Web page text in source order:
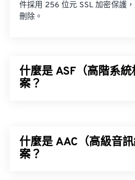
件採用 256 位元 SSL 加密保護
刪除。
什麼是 ASF（高階系
案？
元數據標籤、串流媒體播放器和
援選單。
什麼是 AAC（高級音
案？